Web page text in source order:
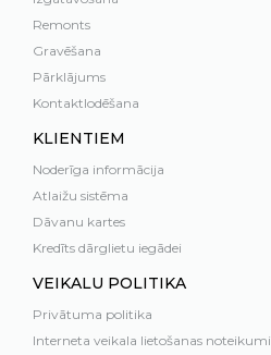
Remonts
Gravēšana
Pārklājums
Kontaktlodēšana
KLIENTIEM
Noderīga informācija
Atlaižu sistēma
Dāvanu kartes
Kredīts dārglietu iegādei
VEIKALU POLITIKA
Privātuma politika
Interneta veikala lietošanas noteikumi